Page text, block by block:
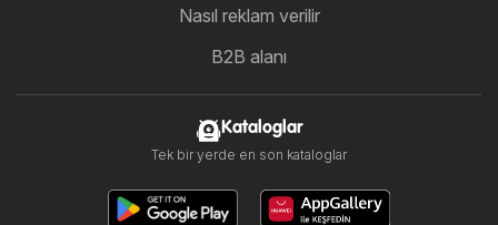
Nasıl reklam verilir
B2B alanı
Kataloglar
Tek bir yerde en son kataloglar